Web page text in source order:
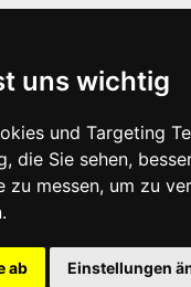
uns wichtig
und Targeting
die Sie sehen,
zu messen, um zu
ab Einstellungen